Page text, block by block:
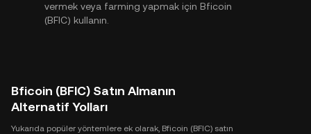
vermek veya farming yapmak için Bficoin
(BFIC) kullanın.
Bficoin (BFIC) Satın Almanın
Alternatif Yolları
Yukarıda popüler yöntemlere ek olarak, Bficoin (BFIC) satın